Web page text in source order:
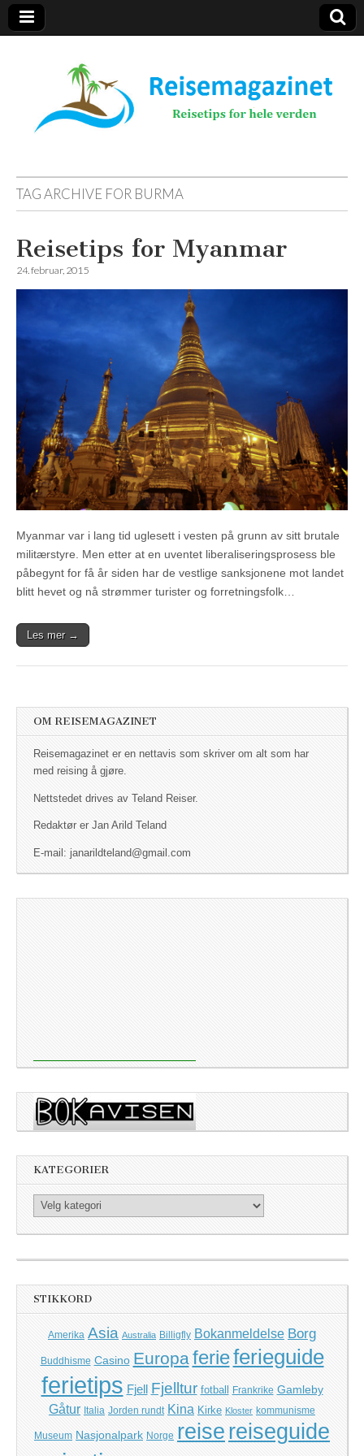
Reisemagazinet
TAG ARCHIVE FOR BURMA
Reisetips for Myanmar
24. februar, 2015
Myanmar var i lang tid uglesett i vesten på grunn av sitt brutale
militærstyre. Men etter at en uventet liberaliseringsprosess ble
påbegynt for få år siden har de vestlige sanksjonene mot landet
blitt hevet og nå strømmer turister og forretningsfolk…
Les mer →
OM REISEMAGAZINET
Reisemagazinet er en nettavis som skriver om alt som har
med reising å gjøre.
Nettstedet drives av Teland Reiser.
Redaktør er Jan Arild Teland
E-mail: janarildteland@gmail.com
KATEGORIER
Kategorier
STIKKORD
Amerika Asia Australia Billigfly Bokanmeldelse Borg
Buddhisme Casino Europa ferieferieguide
ferietips Fjell Fjelltur fotball Frankrike Gamleby
Gåtur Italia Jorden rundt Kina Kirke Kloster kommunisme
Museum Nasjonalpark Norge reise reiseguide